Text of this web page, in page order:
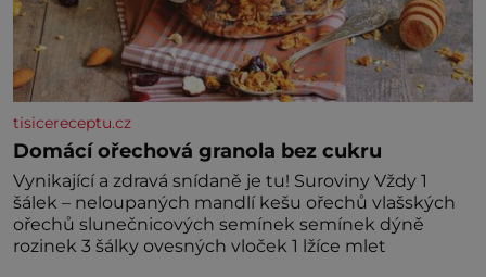
tisicereceptu.cz
Domácí ořechová granola bez cukru
Vynikající a zdravá snídaně je tu! Suroviny Vždy 1
šálek – neloupaných mandlí kešu ořechů vlašských
ořechů slunečnicových semínek semínek dýně
rozinek 3 šálky ovesných vloček 1 lžíce mlet